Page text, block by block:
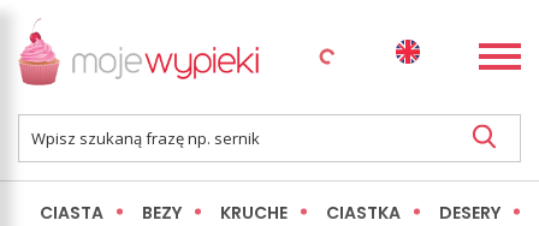
CIASTA BEZY KRUCHE CIASTKA DESERY